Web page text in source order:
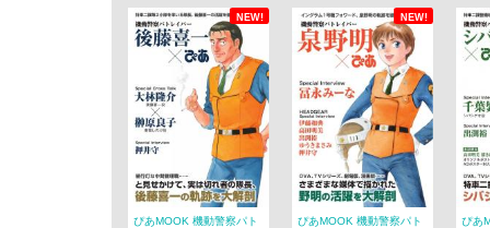
NEW! NEW!
ぴあMOOK 機動警察パト
ぴあMOOK 機動警察パト
ぴあ